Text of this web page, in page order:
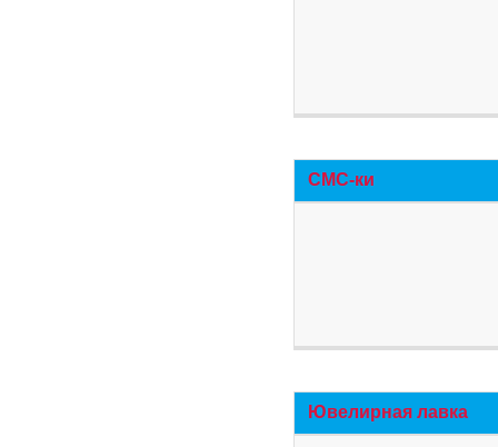
СМС-ки
Ювелирная лавка